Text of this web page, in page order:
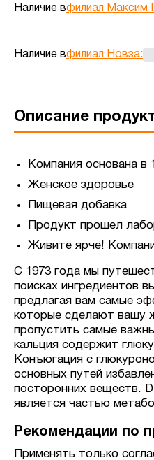
Наличие вфилиал Максим
Наличие вфилиал Новза:
Описание
Компания основана в
Женское здоровье
Пищевая добавка
Продукт прошел
Живите ярче!
С 1973 года мы
поисках ингредиентов
предлагая вам самые
которые сделают вашу
пропустить самые
кальция содержит
Конъюгация с
основных путей
посторонних веществ.
является частью
Рекомендации по
Применять только